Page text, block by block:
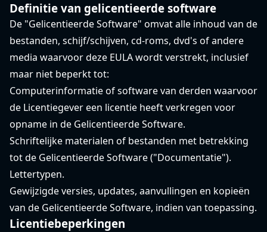
Definitie van gelicentieerde software
De "Gelicentieerde Software" omvat alle inhoud van de
bestanden, schijf/schijven, cd-roms, dvd's of andere
media waarvoor deze EULA wordt verstrekt, inclusief
maar niet beperkt tot:
Computerinformatie of software van derden waarvoor
de Licentiegever een licentie heeft verkregen voor
opname in de Gelicentieerde Software.
Schriftelijke materialen of bestanden met betrekking
tot de Gelicentieerde Software ("Documentatie").
Lettertypen.
Gewijzigde versies, updates, aanvullingen en kopieën
van de Gelicentieerde Software, indien van toepassing.
Licentiebeperkingen